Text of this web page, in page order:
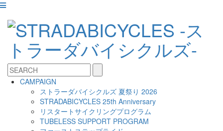
CAMPAIGN
ストラーダバイシクルズ 夏祭り 2026
STRADABICYCLES 25th Anniversary
リスタートサイクリングプログラム
TUBELESS SUPPORT PROGRAM